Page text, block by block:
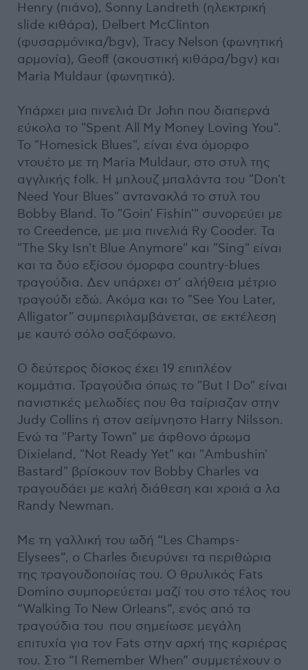
Henry (πιάνο), Sonny Landreth (ηλεκτρική
slide κιθάρα), Delbert McClinton
(φυσαρμόνικα/bgv), Tracy Nelson (φωνητική
αρμονία), Geoff (ακουστική κιθάρα/bgv) και
Maria Muldaur (φωνητικά).
Υπάρχει μια πινελιά Dr John που διαπερνά
εύκολα το "Spent All My Money Loving You".
Το "Homesick Blues", είναι ένα όμορφο
ντουέτο με τη Maria Muldaur, στο στυλ της
αγγλικής folk. Η μπλουζ μπαλάντα του "Don't
Need Your Blues" αντανακλά το στυλ του
Bobby Bland. Το "Goin' Fishin'" συνορεύει με
το Creedence, με μια πινελιά Ry Cooder. Τα
"The Sky Isn't Blue Anymore" και "Sing" είναι
και τα δύο εξίσου όμορφα country-blues
τραγούδια. Δεν υπάρχει στ’ αλήθεια μέτριο
τραγούδι εδώ. Ακόμα και το "See You Later,
Alligator" συμπεριλαμβάνεται, σε εκτέλεση
με καυτό σόλο σαξόφωνο.
Ο δεύτερος δίσκος έχει 19 επιπλέον
κομμάτια. Τραγούδια όπως το "But I Do" είναι
πανιστικές μελωδίες που θα ταίριαζαν στην
Judy Collins ή στον αείμνηστο Harry Nilsson.
Ενώ τα "Party Town" με άφθονο άρωμα
Dixieland, "Not Ready Yet" και "Ambushin'
Bastard" βρίσκουν τον Bobby Charles να
τραγουδάει με καλή διάθεση και χροιά α λα
Randy Newman.
Με τη γαλλική του ωδή “Les Champs-
Elysees”, ο Charles διευρύνει τα περιθώρια
της τραγουδοποιίας του. Ο θρυλικός Fats
Domino συμπορεύεται μαζί του στο τέλος του
“Walking To New Orleans”, ενός από τα
τραγούδια του που σημείωσε μεγάλη
επιτυχία για τον Fats στην αρχή της καριέρας
του. Στο “I Remember When” συμμετέχουν ο